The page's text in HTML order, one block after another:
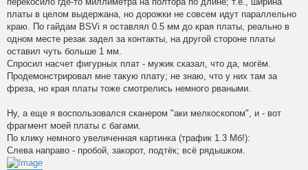
платы в целом выдержана, но дорожки не совсем идут параллельно
краю. По гайдам BSVi я оставлял 0.5 мм до края платы, реально в
одном месте резак задел за контакты, на другой стороне платы
оставил чуть больше 1 мм.
Спросил насчет фигурных плат - мужик сказал, что да, могём.
Продемонстрировал мне такую плату; не знаю, что у них там за
фреза, но края платы тоже смотрелись немного рваными.
Ну, а еще я воспользовался сканером "аки мелкоскопом", и - вот
фрагмент моей платы с багами.
По клику немного увеличенная картинка (трафик 1.3 Мб!):
Слева направо - пробой, закорот, подтёк; всё рядышком.